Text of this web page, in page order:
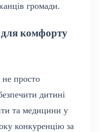
громади.
для комфорту
просто
дитині
та медицини у
конкуренцію за